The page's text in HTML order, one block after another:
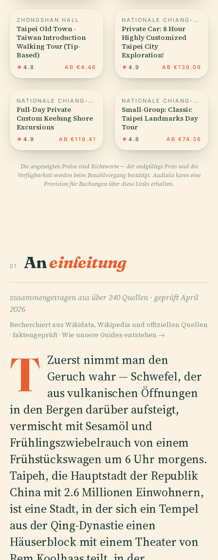
ZHONGSHAN HALL
Taipei Old Town -
Taiwan Introduction
Walking Tour (Tip-
Based)
★ 4.8 AB €4.46
NATIONALE CHIANG-KAI-SHEK-GEDÄCHTNISHALLE
Private Car: 8 Hour
Highly Customized
Taipei City
Exploration!
★ 4.9 AB €139.09
NATIONALE CHIANG-KAI-SHEK-GEDÄCHTNISHALLE
Full-Day Private
Custom Keelung Shore
Excursions
★ 4.9 AB €119.41
NATIONALE CHIANG-KAI-SHEK-GEDÄCHTNISHALLE
Small-Group: Classic
Taipei Landmarks Day
Tour
★ 4.8 AB €74.36
Die angezeigten Preise sind Richtwerte — der endgültige Preis und die
Verfügbarkeit werden beim Bezahlvorgang bestätigt. Audiala kann eine
Provision für Buchungen über diese Links erhalten.
01 Aneinleitung
zusammengetragen aus über 240 Quellen · geprüft April
2026
Recherchiert aus Wikidata, Wikipedia und offiziellen Quellen
· faktengeprüft · Wie unsere Guides entstehen →
T Zuerst nimmt man den
Geruch wahr — Schwefel, der
aus vulkanischen Öffnungen
in den Bergen darüber aufsteigt,
vermischt mit Sesamöl und
Frühlingszwiebelrauch von einem
Frühstückswagen um 6 Uhr morgens.
Taipeh, die Hauptstadt der Republik
China mit 2.6 Millionen Einwohnern,
ist eine Stadt, in der sich ein Tempel
aus der Qing-Dynastie einen
Häuserblock mit einem Theater von